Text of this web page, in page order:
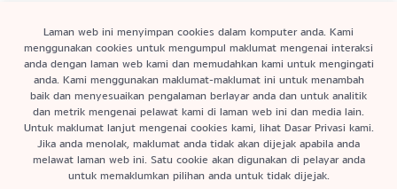
Pautan Pantas
Tentang Kami
Promosi
Hubungi Kami
FAQ
Dasar & Penyata
Privasi
Maklumat Produk
Dasar Pendedahan
Kerentanan
Laman web ini menyimpan cookies dalam komputer anda. Kami
menggunakan cookies untuk mengumpul maklumat mengenai interaksi
anda dengan laman web kami dan memudahkan kami untuk mengingati
anda. Kami menggunakan maklumat-maklumat ini untuk menambah
baik dan menyesuaikan pengalaman berlayar anda dan untuk analitik
dan metrik mengenai pelawat kami di laman web ini dan media lain.
Untuk maklumat lanjut mengenai cookies kami, lihat Dasar Privasi kami.
Jika anda menolak, maklumat anda tidak akan dijejak apabila anda
melawat laman web ini. Satu cookie akan digunakan di pelayar anda
untuk memaklumkan pilihan anda untuk tidak dijejak.